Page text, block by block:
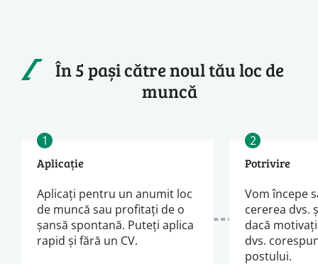
În 5 pași către noul tău loc de
muncă
1
Aplicație
Aplicați pentru un anumit loc
de muncă sau profitați de o
șansă spontană. Puteți aplica
rapid și fără un CV.
2
Potrivire
Vom începe
cererea dvs.
dacă
dvs.
postului.